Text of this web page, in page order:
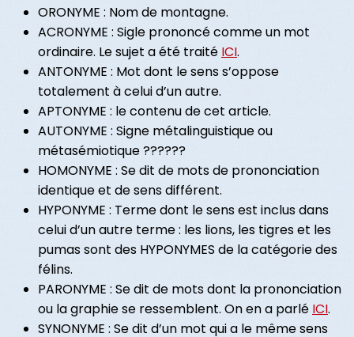
ORONYME : Nom de montagne.
ACRONYME : Sigle prononcé comme un mot
ordinaire. Le sujet a été traité ICI.
ANTONYME : Mot dont le sens s’oppose
totalement à celui d’un autre.
APTONYME : le contenu de cet article.
AUTONYME : Signe métalinguistique ou
métasémiotique ??????
HOMONYME : Se dit de mots de prononciation
identique et de sens différent.
HYPONYME : Terme dont le sens est inclus dans
celui d’un autre terme : les lions, les tigres et les
pumas sont des HYPONYMES de la catégorie des
félins.
PARONYME : Se dit de mots dont la prononciation
ou la graphie se ressemblent. On en a parlé ICI.
SYNONYME : Se dit d’un mot qui a le même sens